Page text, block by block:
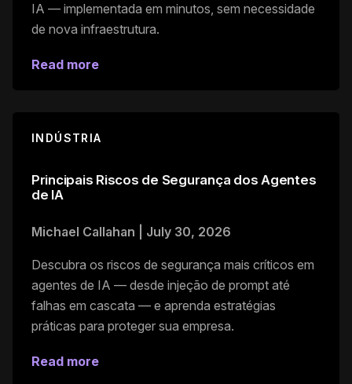
IA — implementada em minutos, sem necessidade
de nova infraestrutura.
Read more
INDÚSTRIA
Principais Riscos de Segurança dos Agentes
de IA
Michael Callahan July 30, 2026
Descubra os riscos de segurança mais críticos em
agentes de IA — desde injeção de prompt até
falhas em cascata — e aprenda estratégias
práticas para proteger sua empresa.
Read more